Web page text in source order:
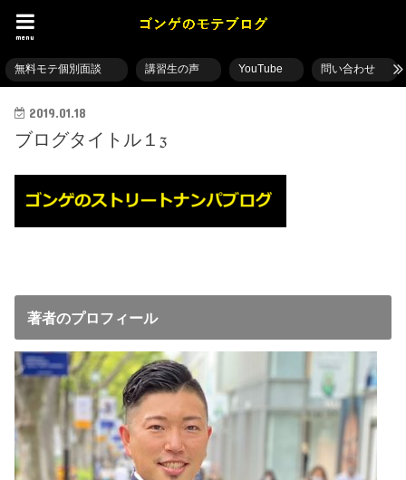
menu
無料モテ個別面談 講習生の声 YouTube 問い合わせ
2019.01.18
ブログタイトル１3
著者のプロフィール